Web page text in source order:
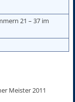
21 – 37 im
Meister 2011